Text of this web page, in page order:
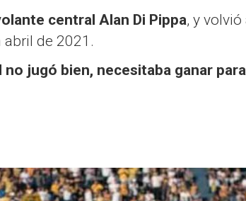
central Alan Di Pippa, y
de 2021.
no jugó bien, necesitaba ganar